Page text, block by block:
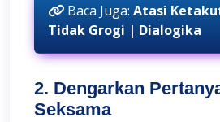
Baca Juga: Atasi
Tidak Grogi | Dialogika
2. Dengarkan
Seksama